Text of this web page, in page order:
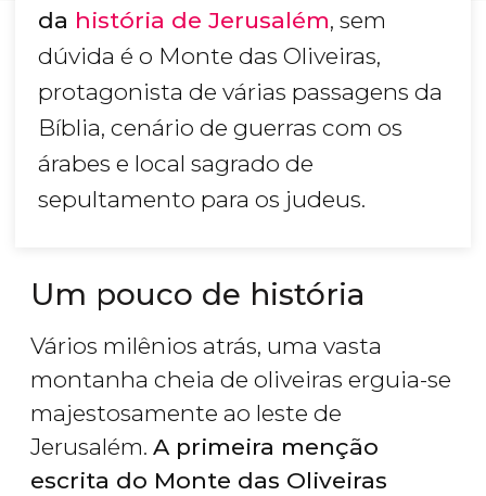
da história de Jerusalém, sem
dúvida é o Monte das Oliveiras,
protagonista de várias passagens da
Bíblia, cenário de guerras com os
árabes e local sagrado de
sepultamento para os judeus.
Um pouco de história
Vários milênios atrás, uma vasta
montanha cheia de oliveiras erguia-se
majestosamente ao leste de
Jerusalém. A primeira menção
escrita do Monte das Oliveiras